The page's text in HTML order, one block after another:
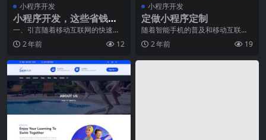
小程序开发
小程序开发，这些省钱小
技巧你一定需要知道
一、引言随着移动互联网的快速发
展，小程序作为一种轻量级的应用
形式，已经逐渐成为人
2 年前 12
小程序开发
定做小程序定制
随着智能手机的普及和移动互联网
的迅猛发展，小程序已经成为了一
种趋势，逐渐嵌入到人
2 年前 19